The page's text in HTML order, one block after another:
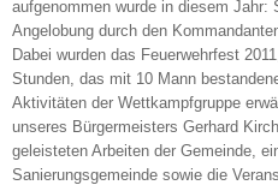
aufgenommen wurde in diesem Jahr:
Angelobung durch den
Dabei wurden das Feuerwehrfest
Stunden, das mit 10 Mann
Aktivitäten der Wettkampfgruppe
unseres Bürgermeisters Gerhard
geleisteten Arbeiten der Gemeinde,
Sanierungsgemeinde sowie die